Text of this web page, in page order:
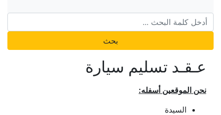
بحث
عـقـد تسليم سيارة
نحن الموقعين أسفله:
السيدة